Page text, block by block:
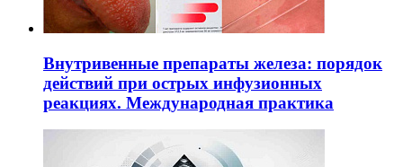
Внутривенные препараты железа: порядок
действий при острых инфузионных
реакциях. Международная практика